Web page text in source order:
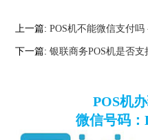
上一篇:POS机不能微信支付
下一篇:银联商务POS机是否
POS机
微信号码：